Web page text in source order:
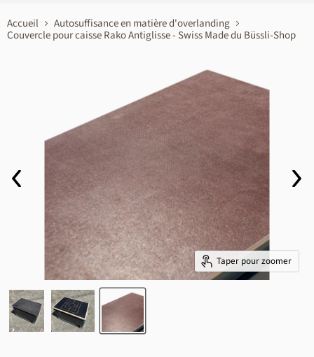
Accueil
Autosuffisance en matière d'overlanding
Couvercle pour caisse Rako Antiglisse - Swiss Made du Büssli-Shop
Taper pour zoomer